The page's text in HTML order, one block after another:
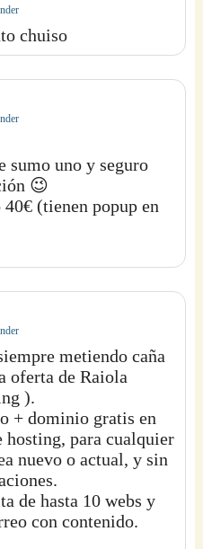
chuiso
sumo uno y seguro
😉
(tienen popup en
metiendo caña
oferta de Raiola
).
+ dominio gratis en
hosting, para cualquier
nuevo o actual, y sin
de hasta 10 webs y
con contenido.